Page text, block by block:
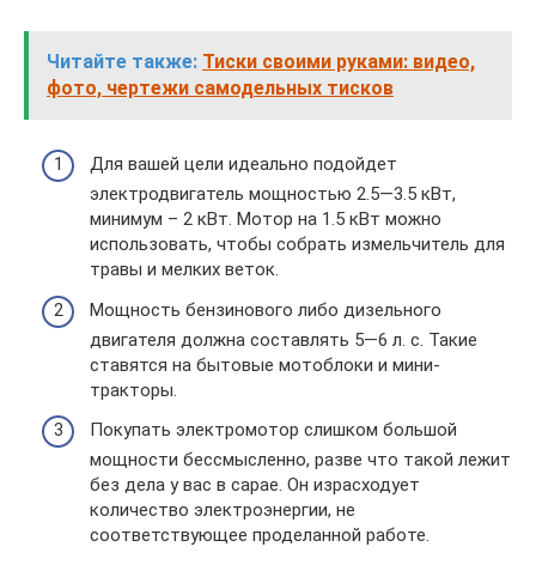
Читайте также: Тиски своими руками: видео,
фото, чертежи самодельных тисков
Для вашей цели идеально подойдет
электродвигатель мощностью 2.5—3.5 кВт,
минимум – 2 кВт. Мотор на 1.5 кВт можно
использовать, чтобы собрать измельчитель для
травы и мелких веток.
Мощность бензинового либо дизельного
двигателя должна составлять 5—6 л. с. Такие
ставятся на бытовые мотоблоки и мини-
тракторы.
Покупать электромотор слишком большой
мощности бессмысленно, разве что такой лежит
без дела у вас в сарае. Он израсходует
количество электроэнергии, не
соответствующее проделанной работе.